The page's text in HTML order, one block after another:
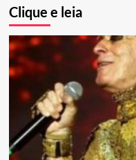
Clique e leia